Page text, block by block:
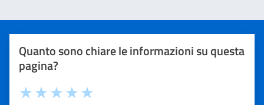
Quanto sono chiare le informazioni su questa
pagina?